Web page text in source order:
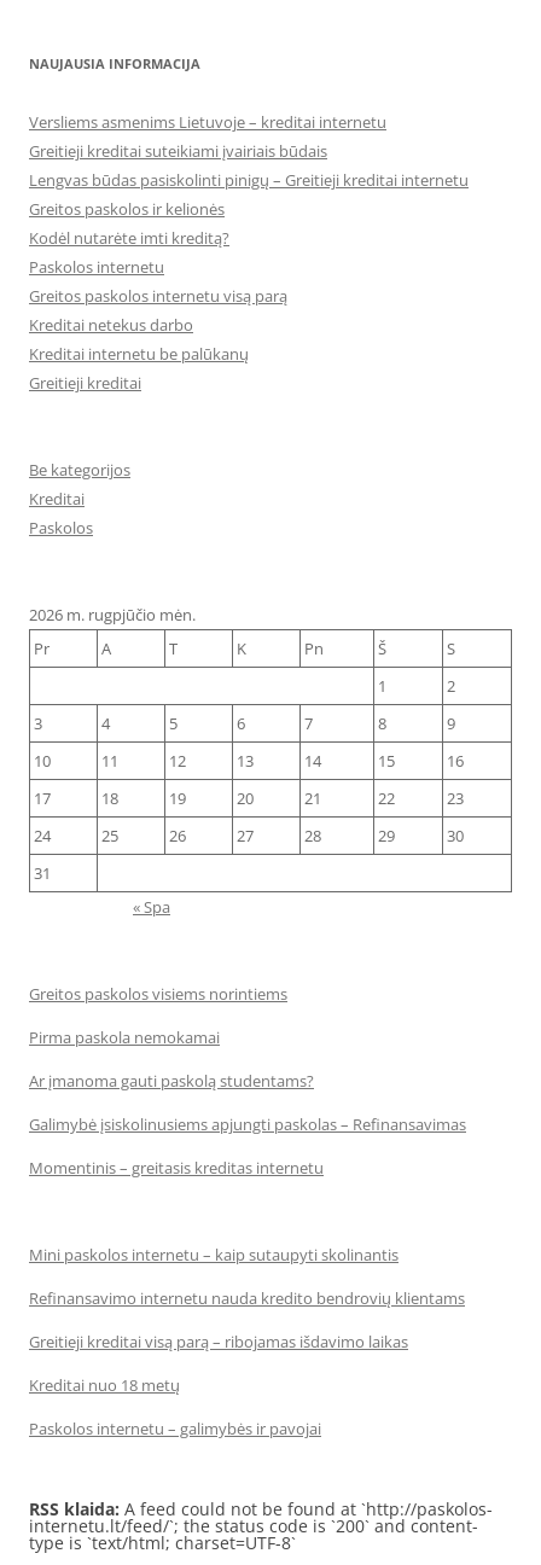
NAUJAUSIA INFORMACIJA
Versliems asmenims Lietuvoje – kreditai internetu
Greitieji kreditai suteikiami įvairiais būdais
Lengvas būdas pasiskolinti pinigų – Greitieji kreditai internetu
Greitos paskolos ir kelionės
Kodėl nutarėte imti kreditą?
Paskolos internetu
Greitos paskolos internetu visą parą
Kreditai netekus darbo
Kreditai internetu be palūkanų
Greitieji kreditai
Be kategorijos
Kreditai
Paskolos
2026 m. rugpjūčio mėn.
Pr
A T K Pn Š
S
1
2
3
4 5 6 7 8
9
10
11 12 13 14 15
16
17
18 19 20 21 22
23
24
25 26 27 28 29
30
31
« Spa
Greitos paskolos visiems norintiems
Pirma paskola nemokamai
Ar įmanoma gauti paskolą studentams?
Galimybė įsiskolinusiems apjungti paskolas – Refinansavimas
Momentinis – greitasis kreditas internetu
Mini paskolos internetu – kaip sutaupyti skolinantis
Refinansavimo internetu nauda kredito bendrovių klientams
Greitieji kreditai visą parą – ribojamas išdavimo laikas
Kreditai nuo 18 metų
Paskolos internetu – galimybės ir pavojai
RSS klaida: A feed could not be found at `http://paskolos-
internetu.lt/feed/`; the status code is `200` and content-
type is `text/html; charset=UTF-8`